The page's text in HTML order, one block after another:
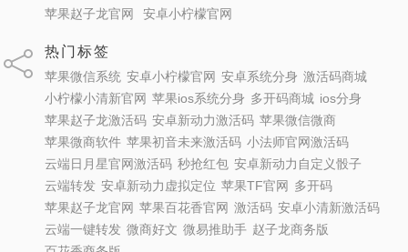
苹果赵子龙官网
安卓小柠檬官网
热门标签
苹果微信系统 安卓小柠檬官网 安卓系统分身 激活码商城
小柠檬小清新官网 苹果ios系统分身 多开码商城 ios分身
苹果赵子龙激活码 安卓新动力激活码 苹果微信微商
苹果微商软件 苹果初音未来激活码 小法师官网激活码
云端日月星官网激活码 秒抢红包 安卓新动力自定义骰子
云端转发 安卓新动力虚拟定位 苹果TF官网 多开码
苹果赵子龙官网 苹果百花香官网 激活码 安卓小清新激活码
云端一键转发 微商好文 微易推助手 赵子龙商务版